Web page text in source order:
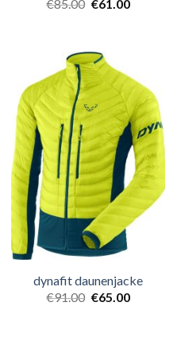
€85.00 €61.00
dynafit daunenjacke
€91.00 €65.00